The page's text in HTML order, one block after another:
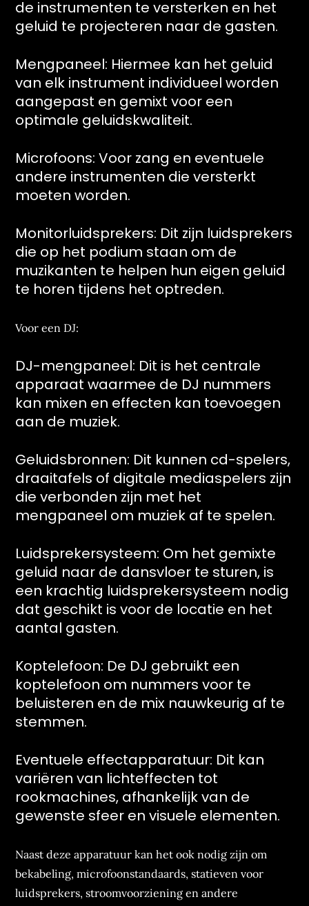
de instrumenten te versterken en het
geluid te projecteren naar de gasten.
Mengpaneel: Hiermee kan het geluid
van elk instrument individueel worden
aangepast en gemixt voor een
optimale geluidskwaliteit.
Microfoons: Voor zang en eventuele
andere instrumenten die versterkt
moeten worden.
Monitorluidsprekers: Dit zijn luidsprekers
die op het podium staan ​​om de
muzikanten te helpen hun eigen geluid
te horen tijdens het optreden.
Voor een DJ:
DJ-mengpaneel: Dit is het centrale
apparaat waarmee de DJ nummers
kan mixen en effecten kan toevoegen
aan de muziek.
Geluidsbronnen: Dit kunnen cd-spelers,
draaitafels of digitale mediaspelers zijn
die verbonden zijn met het
mengpaneel om muziek af te spelen.
Luidsprekersysteem: Om het gemixte
geluid naar de dansvloer te sturen, is
een krachtig luidsprekersysteem nodig
dat geschikt is voor de locatie en het
aantal gasten.
Koptelefoon: De DJ gebruikt een
koptelefoon om nummers voor te
beluisteren en de mix nauwkeurig af te
stemmen.
Eventuele effectapparatuur: Dit kan
variëren van lichteffecten tot
rookmachines, afhankelijk van de
gewenste sfeer en visuele elementen.
Naast deze apparatuur kan het ook nodig zijn om
bekabeling, microfoonstandaards, statieven voor
luidsprekers, stroomvoorziening en andere